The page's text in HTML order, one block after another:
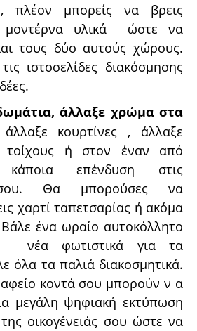
, πλέον μπορείς να βρεις
μοντέρνα υλικά ώστε να
τους δύο αυτούς χώρους.
ιστοσελίδες διακόσμησης
άλλαξε χρώμα στα
κουρτίνες , άλλαξε
ή στον έναν από
κάποια επένδυση στις
Θα μπορούσες να
χαρτί ταπετσαρίας ή ακόμα
ένα ωραίο αυτοκόλλητο
νέα φωτιστικά για τα
όλα τα παλιά διακοσμητικά.
κοντά σου μπορούν ν α
μεγάλη ψηφιακή εκτύπωση
οικογένειάς σου ώστε να